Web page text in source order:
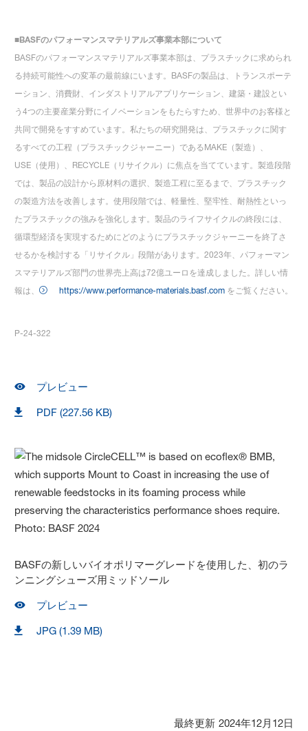
■BASFのパフォーマンスマテリアルズ事業本部について
BASFのパフォーマンスマテリアルズ事業本部は、プラスチックに求められ
る持続可能性への変革の最前線にいます。BASFの製品は、トランスポーテ
ーション、消費財、インダストリアルアプリケーション、建築・建設とい
う4つの主要産業分野にイノベーションをもたらすため、世界中のお客様と
共同で開発をすすめています。私たちの研究開発は、プラスチックに関す
るすべての工程（プラスチックジャーニー）であるMAKE（製造）、
USE（使用）、RECYCLE（リサイクル）に焦点を当てています。製造段階
では、製品の設計から原材料の選択、製造工程に至るまで、プラスチック
の製造方法を改善します。使用段階では、軽量性、堅牢性、耐熱性といっ
たプラスチックの強みを強化します。製品のライフサイクルの終段には、
循環型経済を実現するためにどのようにプラスチックジャーニーを終了さ
せるかを検討する「リサイクル」段階があります。2023年、パフォーマン
スマテリアルズ部門の世界売上高は72億ユーロを達成しました。詳しい情
報は、
https://www.performance-materials.basf.comをご覧ください。
P-24-322
プレビュー
PDF (227.56 KB)
BASFの新しいバイオポリマーグレードを使用した、初のラ
ンニングシューズ用ミッドソール
プレビュー
JPG (1.39 MB)
最終更新 2024年12月12日